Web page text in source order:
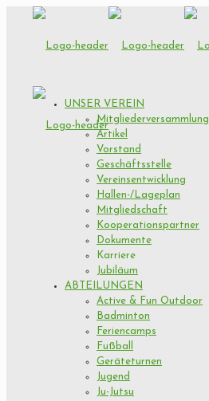
UNSER VEREIN
Mitgliederversammlung
Artikel
Vorstand
Geschäftsstelle
Vereinsentwicklung
Hallen-/Lageplan
Mitgliedschaft
Kooperationspartner
Dokumente
Karriere
Jubiläum
ABTEILUNGEN
Active & Fun Outdoor
Badminton
Feriencamps
Fußball
Geräteturnen
Jugend
Ju-Jutsu